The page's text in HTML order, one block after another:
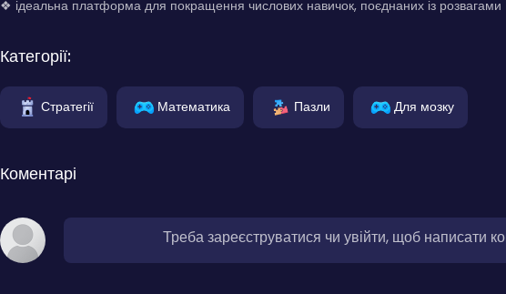
❖ ідеальна платформа для покращення числових навичок, поєднаних із розвагами
Категорії:
Стратегії Математика Пазли Для мозку
Коментарі
Треба зареєструватися чи увійти, щоб написати